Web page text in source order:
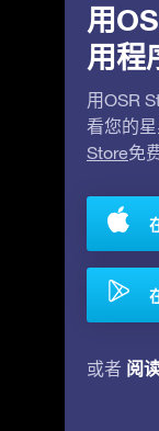
用
用程
用OSR
看您的
Store免
或者 阅